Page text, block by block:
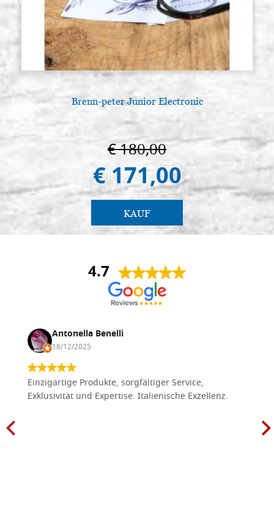
Brenn-peter Junior Electronic
€ 180,00
€ 171,00
KAUF
4.7
Antonella Benelli
18/12/2025
Einzigartige Produkte, sorgfältiger Service,
Exklusivität und Expertise. Italienische Exzellenz.